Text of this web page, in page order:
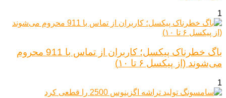
1
باگ خطرناک پیکسل؛ کاربران از تماس با 911 محروم
می‌شوند (از پیکسل ۶ تا ۱۰)
1